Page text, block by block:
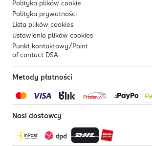
Polityka plików cookie
Polityka prywatności
Lista plików cookies
Ustawienia plików cookies
Punkt kontaktowy/ Point
of contact DSA
Metody płatności
Nasi dostawcy